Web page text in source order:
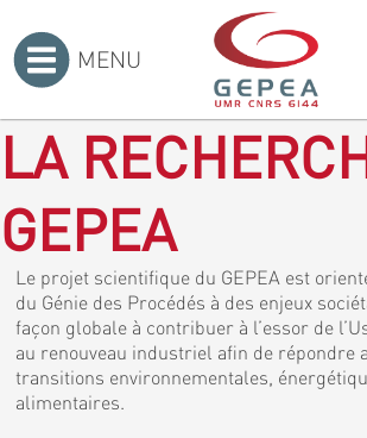
MENU
LA
GEPEA
Le projet scientifique du GEPEA est
du Génie des Procédés à des enjeux
façon globale à contribuer à l’essor de
au renouveau industriel afin de répondre
transitions environnementales,
alimentaires.